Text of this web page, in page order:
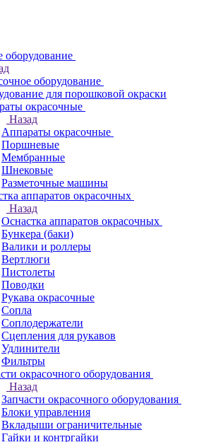
оборудование
оборудование
для порошковой окраски
окрасочные
Назад
Аппараты окрасочные
Поршневые
Мембранные
Шнековые
Разметочные машины
аппаратов окрасочных
Назад
Оснастка аппаратов окрасочных
Бункера (баки)
Валики и роллеры
Вертлюги
Пистолеты
Поводки
Рукава окрасочные
Сопла
Соплодержатели
Сцепления для рукавов
Удлинители
Фильтры
окрасочного оборудования
Назад
Запчасти окрасочного оборудования
Блоки управления
Вкладыши ограничительные
Гайки и контргайки